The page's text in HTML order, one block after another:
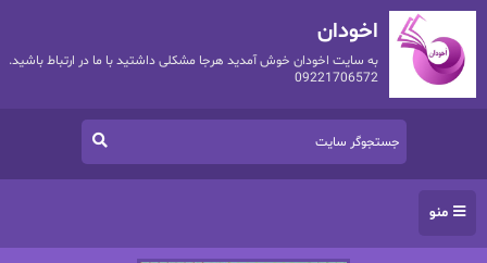
اخودان
به سایت اخودان خوش آمدید هرجا مشکلی داشتید با ما در ارتباط باشید.
09221706572
منو